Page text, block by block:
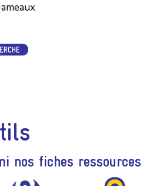
nos fiches ressources